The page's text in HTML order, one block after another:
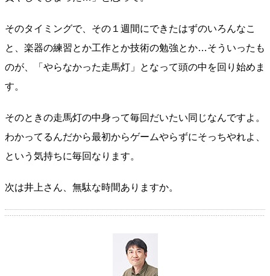
そのタイミングで、その１週間にできたはずのいろんなこ
と、楽器の練習とか工作とか技術の勉強とか…そういったも
のが、「やらなかった走馬灯」となって頭の中を回り始めま
す。
そのときの走馬灯の中身って毎回だいたい同じなんですよ。
わかってるんだから最初からゲームやらずにそっちやれよ、
という気持ちに毎回なります。
次は井上さん、無駄な時間ありますか。